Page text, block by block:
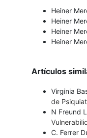
Heiner
Heiner
Heiner
Heiner
Artículos
Virginia
de
N Freund
C. Ferrer